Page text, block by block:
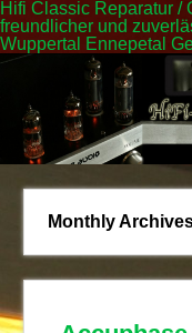
Hifi Classic Reparatur /
freundlicher und
Wuppertal Ennepetal
Monthly